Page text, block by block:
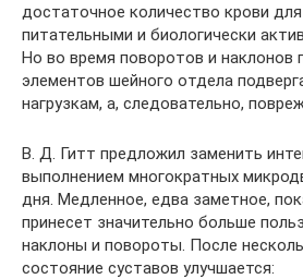
достаточное количество крови
питательными и биологически
Но во время поворотов и наклонов
элементов шейного отдела
нагрузкам, а, следовательно,
В. Д. Гитт предложил заменить
выполнением многократных
дня. Медленное, едва заметное,
принесет значительно больше
наклоны и повороты. После
состояние суставов улучшается: